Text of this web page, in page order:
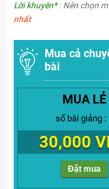
Lời khuyên*: Nên chọn
nhất
Mua cả
bài
MUA LẺ
số bài giảng :
30,000
Đặt mua